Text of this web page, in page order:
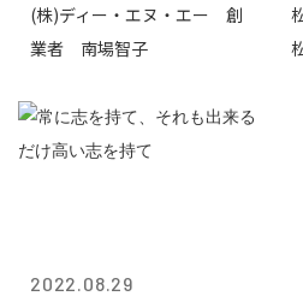
(株)ディー・エヌ・エー 創
業者 南場智子
2022.08.29